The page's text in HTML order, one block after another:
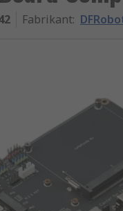
Fabrikant: